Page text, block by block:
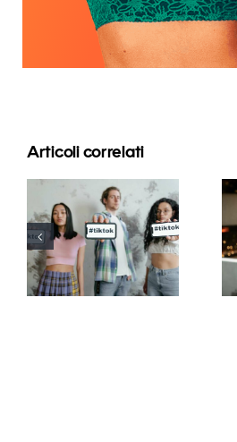
Articoli correlati
Migliori app
di editing
video per
creare
capolavori